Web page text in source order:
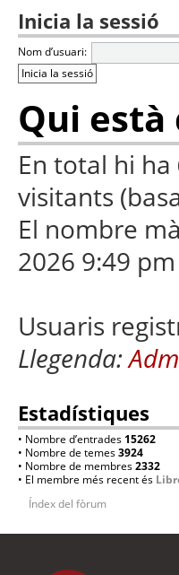
Inicia la sessió
Nom d’usuari:
Qui
En total hi ha
visitants
El nombre
2026 9:49 pm
Usuaris
Llegenda:
Estadístiques
• Nombre d’entrades 15262
• Nombre de temes3924
• Nombre de membres2332
• El membre més recent és
Índex del fòrum